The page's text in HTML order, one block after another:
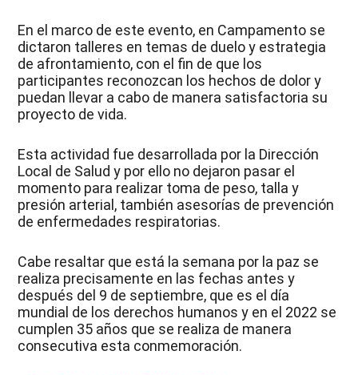
En el marco de este evento, en Campamento se
dictaron talleres en temas de duelo y estrategia
de afrontamiento, con el fin de que los
participantes reconozcan los hechos de dolor y
puedan llevar a cabo de manera satisfactoria su
proyecto de vida.
Esta actividad fue desarrollada por la Dirección
Local de Salud y por ello no dejaron pasar el
momento para realizar toma de peso, talla y
presión arterial, también asesorías de prevención
de enfermedades respiratorias.
Cabe resaltar que está la semana por la paz se
realiza precisamente en las fechas antes y
después del 9 de septiembre, que es el día
mundial de los derechos humanos y en el 2022 se
cumplen 35 años que se realiza de manera
consecutiva esta conmemoración.